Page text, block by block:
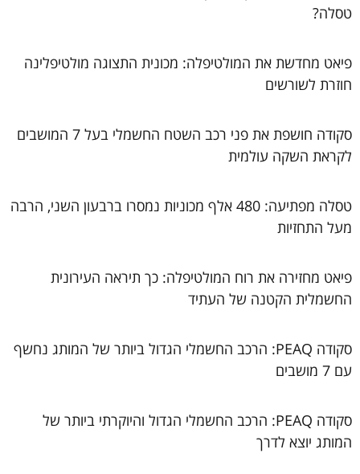
טסלה?
פיאט מחדשת את המולטיפלה: מכונית התצוגה מולטיפלינה
חוזרת לשורשים
סקודה חושפת את פני רכב השטח החשמלי בעל 7 המושבים
לקראת השקה עולמית
טסלה מפתיעה: 480 אלף מכוניות נמסרו ברבעון השני, הרבה
מעל התחזיות
פיאט מחזירה את רוח המולטיפלה: כך תיראה העירונית
החשמלית הקטנה של העתיד
סקודה PEAQ: הרכב החשמלי הגדול ביותר של המותג נחשף
עם 7 מושבים
סקודה PEAQ: הרכב החשמלי הגדול והיוקרתי ביותר של
המותג יוצא לדרך